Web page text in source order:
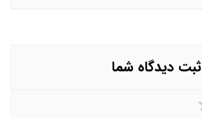
ثبت دیدگاه شما